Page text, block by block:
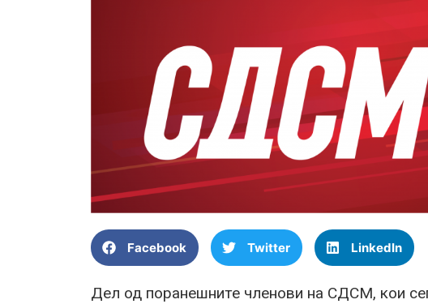
Facebook Twitter LinkedIn
Дел од поранешните членови на СДСМ, кои